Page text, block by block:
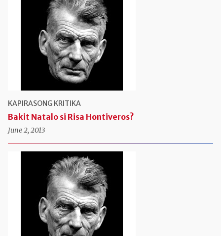
KAPIRASONG KRITIKA
Bakit Natalo si Risa Hontiveros?
June 2, 2013